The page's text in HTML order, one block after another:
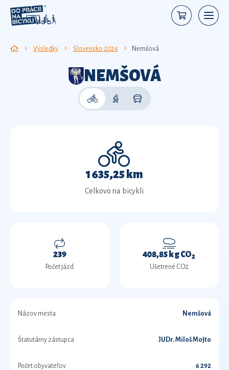
Výsledky Slovensko 2024 Nemšová
NEMŠOVÁ
1 635,25 km
Celkovo na bicykli
239
Počet jázd
408,85 kg CO2
Ušetrené CO2
Názov mesta Nemšová
Štatutárny zástupca JUDr. Miloš Mojto
Počet obyvateľov 6 292